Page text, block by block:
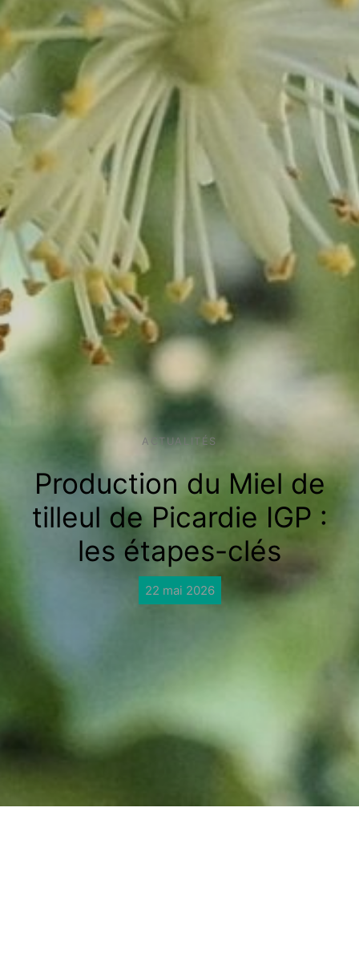
ACTUALITÉS
Production du Miel de
tilleul de Picardie IGP :
les étapes-clés
22 mai 2026